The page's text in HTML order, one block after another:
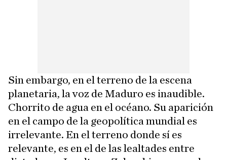
Sin embargo, en el terreno de la escena
planetaria, la voz de Maduro es inaudible.
Chorrito de agua en el océano. Su aparición
en el campo de la geopolítica mundial es
irrelevante. En el terreno donde sí es
relevante, es en el de las lealtades entre